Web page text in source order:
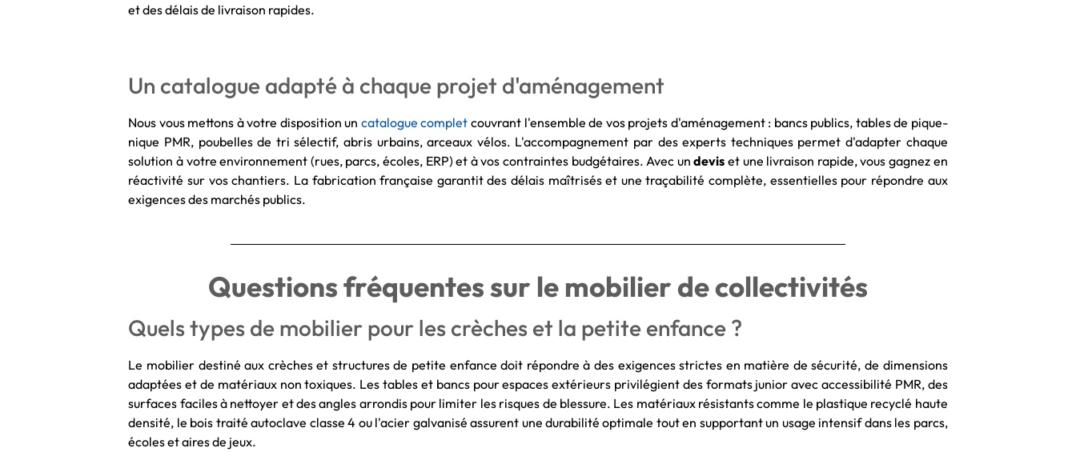
et des délais de livraison rapides.
Un catalogue adapté à chaque projet d'aménagement
Nous vous mettons à votre disposition un catalogue complet couvrant l'ensemble de vos projets d'aménagement : bancs publics, tables de pique-
nique PMR, poubelles de tri sélectif, abris urbains, arceaux vélos. L'accompagnement par des experts techniques permet d'adapter chaque
solution à votre environnement (rues, parcs, écoles, ERP) et à vos contraintes budgétaires. Avec undevis et une livraison rapide, vous gagnez en
réactivité sur vos chantiers. La fabrication française garantit des délais maîtrisés et une traçabilité complète, essentielles pour répondre aux
exigences des marchés publics.
Questions fréquentes sur le mobilier de collectivités
Quels types de mobilier pour les crèches et la petite enfance ?
Le mobilier destiné aux crèches et structures de petite enfance doit répondre à des exigences strictes en matière de sécurité, de dimensions
adaptées et de matériaux non toxiques. Les tables et bancs pour espaces extérieurs privilégient des formats junior avec accessibilité PMR, des
surfaces faciles à nettoyer et des angles arrondis pour limiter les risques de blessure. Les matériaux résistants comme le plastique recyclé haute
densité, le bois traité autoclave classe 4 ou l'acier galvanisé assurent une durabilité optimale tout en supportant un usage intensif dans les parcs,
écoles et aires de jeux.